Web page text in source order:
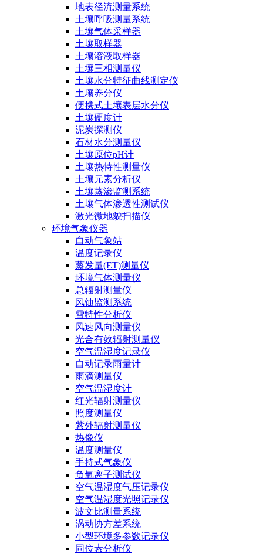
地表径流测量系统
土壤呼吸测量系统
土壤气体采样器
土壤取样器
土壤溶液取样器
土壤三相测量仪
土壤水分特征曲线测定仪
土壤养分仪
便携式土壤表层水分仪
土壤硬度计
泥炭探测仪
石材水分测量仪
土壤原位pH计
土壤热特性测量仪
土壤元素分析仪
土壤蒸渗监测系统
土壤气体渗透性测试仪
激光微地貌扫描仪
环境气象仪器
自动气象站
温度记录仪
蒸发量(ET)测量仪
环境气体测量仪
总辐射测量仪
风蚀监测系统
雪特性分析仪
风速风向测量仪
光合有效辐射测量仪
空气温湿度记录仪
自动记录雨量计
雨滴测量仪
空气温湿度计
红光辐射测量仪
照度测量仪
紫外辐射测量仪
热像仪
温度测量仪
手持式气象仪
负氧离子测试仪
空气温湿度气压记录仪
空气温湿度光照记录仪
波文比测量系统
涡动协方差系统
小型环境多参数记录仪
同位素分析仪